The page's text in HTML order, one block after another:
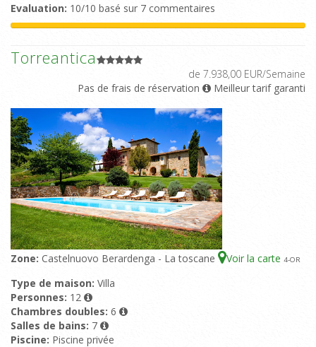
Evaluation: 10/10 basé sur 7 commentaires
Torreantica
de 7.938,00 EUR/Semaine
Pas de frais de réservation
Meilleur tarif garanti
Zone: Castelnuovo Berardenga - La toscane Voir la carte 4-OR
Type de maison: Villa
Personnes: 12
Chambres doubles: 6
Salles de bains: 7
Piscine: Piscine privée